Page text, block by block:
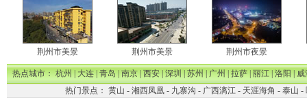
荆州市美景 荆州市美景 荆州市夜景
热点城市：杭州|大连|青岛|南京|西安|深圳|苏州|广州|拉萨|丽江|洛阳|威
热门景点： 黄山 - 湘西凤凰- 九寨沟 - 广西漓江- 天涯海角 - 泰山 -